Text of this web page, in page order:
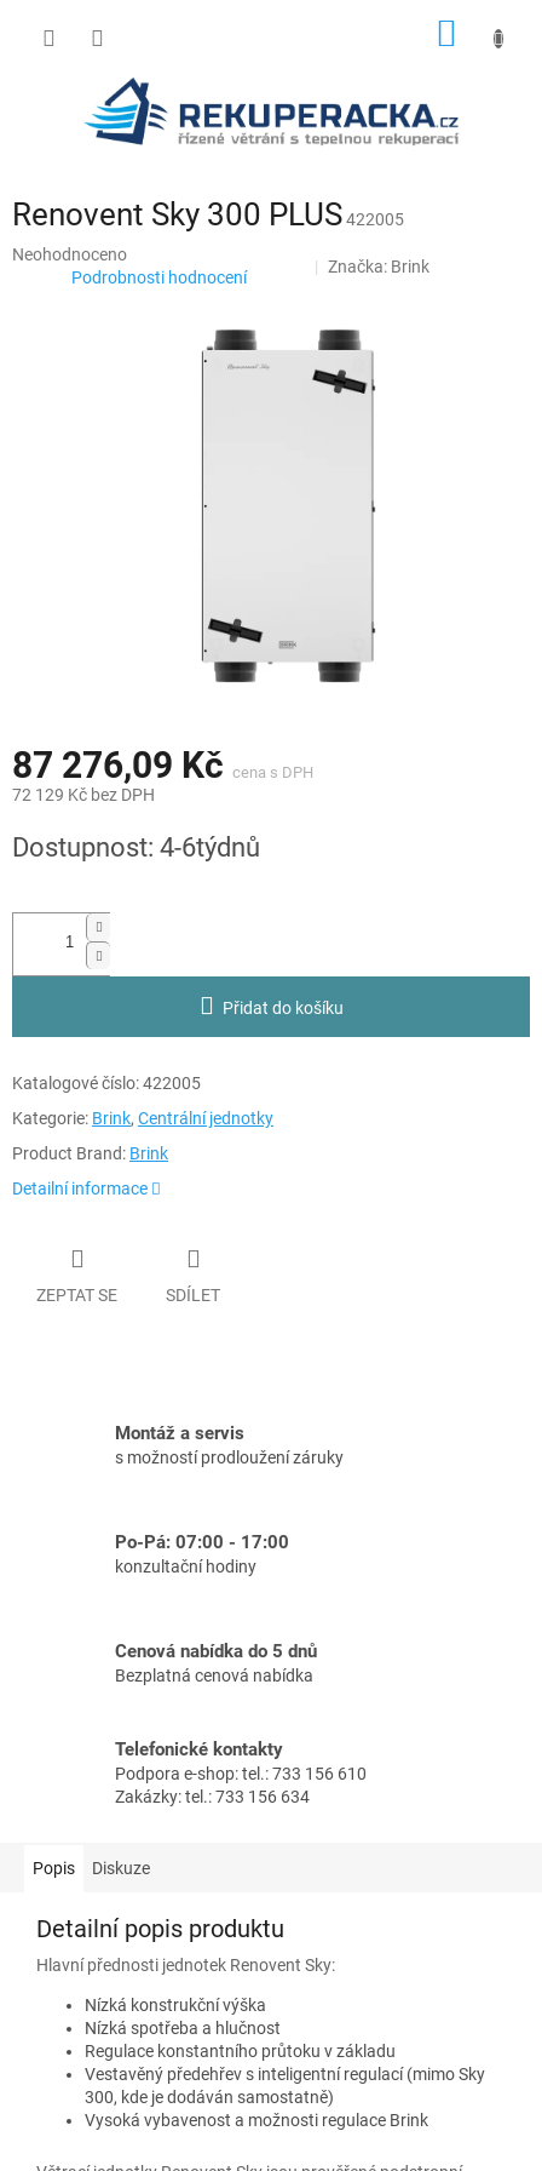
Renovent Sky 300 PLUS422005
Průměrné
hodnocení
Neohodnoceno
Podrobnosti hodnocení
Značka: Brink
87 276,09 Kč
72 129 Kč bez DPH
cena:
Dostupnost: 4-6týdnů
Přidat do košíku
Katalogové číslo:422005
Kategorie: Brink, Centrální jednotky
Product Brand: Brink
Detailní informace
ZEPTAT SE SDÍLET
Montáž a servis
s možností prodloužení záruky
Po-Pá: 07:00 - 17:00
konzultační hodiny
Cenová nabídka do 5 dnů
Bezplatná cenová nabídka
Telefonické kontakty
Podpora e-shop: tel.: 733 156 610
Zakázky: tel.: 733 156 634
Popis Diskuze
Detailní popis produktu
Hlavní přednosti jednotek Renovent Sky:
Nízká konstrukční výška
Nízká spotřeba a hlučnost
Regulace konstantního průtoku v základu
Vestavěný předehřev s inteligentní regulací (mimo Sky
300, kde je dodáván samostatně)
Vysoká vybavenost a možnosti regulace Brink